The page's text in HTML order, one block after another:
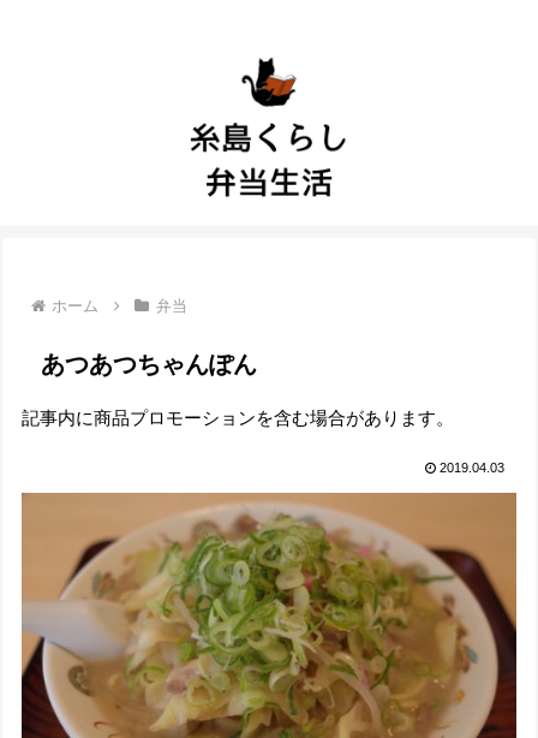
ホーム 弁当
あつあつちゃんぽん
記事内に商品プロモーションを含む場合があります。
2019.04.03